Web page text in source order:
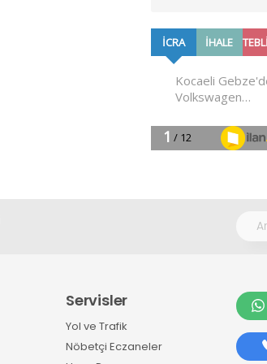
Servisler
Yol ve Trafik
Nöbetçi Eczaneler